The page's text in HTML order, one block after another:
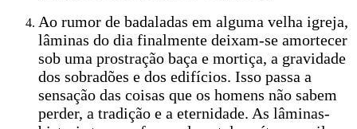
Ao rumor de badaladas em alguma velha igreja,
lâminas do dia finalmente deixam-se amortecer
sob uma prostração baça e mortiça, a gravidade
dos sobradões e dos edifícios. Isso passa a
sensação das coisas que os homens não sabem
perder, a tradição e a eternidade. As lâminas-